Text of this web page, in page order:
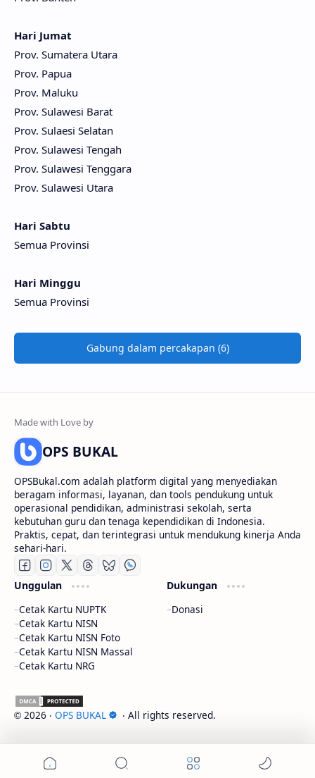
Hari Jumat
Prov. Sumatera Utara
Prov. Papua
Prov. Maluku
Prov. Sulawesi Barat
Prov. Sulaesi Selatan
Prov. Sulawesi Tengah
Prov. Sulawesi Tenggara
Prov. Sulawesi Utara
Hari Sabtu
Semua Provinsi
Hari Minggu
Semua Provinsi
Gabung dalam percakapan (6)
OPS BUKAL
OPSBukal.com adalah platform digital yang menyediakan
beragam informasi, layanan, dan tools pendukung untuk
operasional pendidikan, administrasi sekolah, serta
kebutuhan guru dan tenaga kependidikan di Indonesia.
Praktis, cepat, dan terintegrasi untuk mendukung kinerja Anda
sehari-hari.
Unggulan
Cetak Kartu NUPTK
Cetak Kartu NISN
Cetak Kartu NISN Foto
Cetak Kartu NISN Massal
Cetak Kartu NRG
Dukungan
Donasi
© 2026 ‧ OPS BUKAL ‧ All rights reserved.